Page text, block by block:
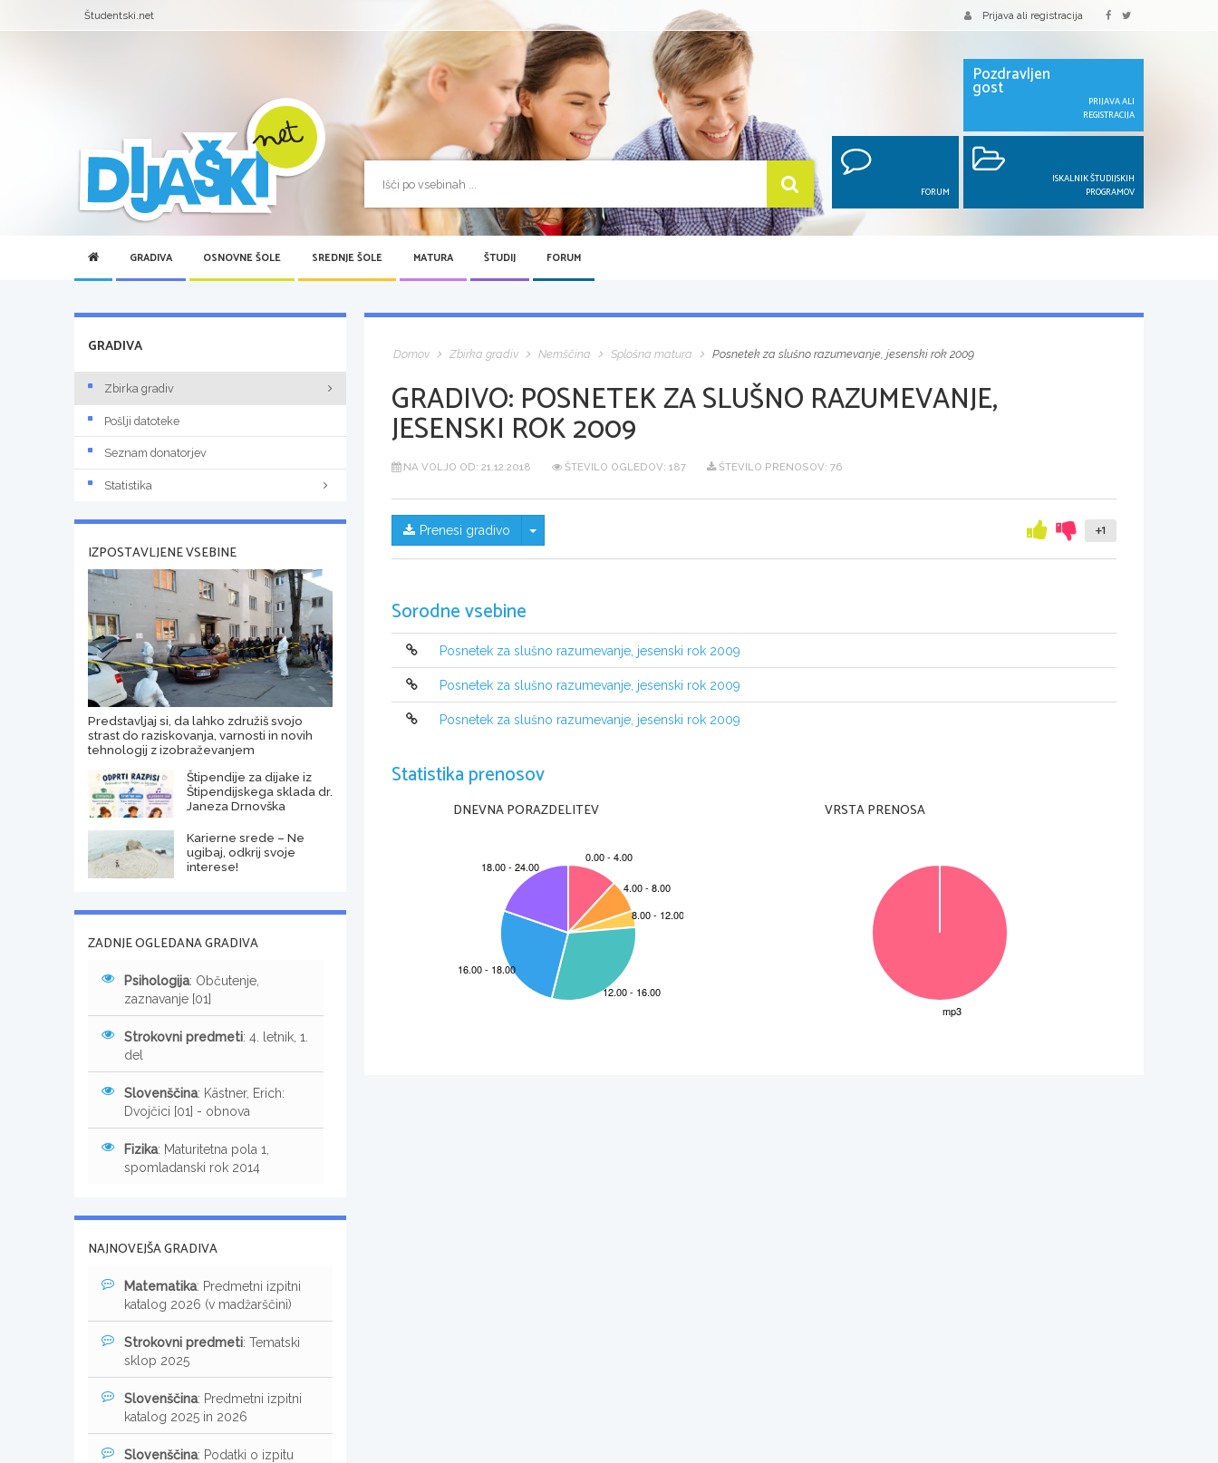
Študentski.net Prijava ali registracija
Pozdravljen
gost
PRIJAVA ALI
REGISTRACIJA
FORUM
ISKALNIK ŠTUDIJSKIH
PROGRAMOV
GRADIVA OSNOVNE ŠOLE SREDNJE ŠOLE MATURA ŠTUDIJ FORUM
Domov Zbirka gradiv Nemščina Splošna matura Posnetek za slušno razumevanje, jesenski rok 2009
GRADIVO: POSNETEK ZA SLUŠNO RAZUMEVANJE,
JESENSKI ROK 2009
NA VOLJO OD: 21.12.2018 ŠTEVILO OGLEDOV: 187 ŠTEVILO PRENOSOV: 76
Prenesi gradivo Skrij/prikaži meni +1
Sorodne vsebine
Posnetek za slušno razumevanje, jesenski rok 2009
Posnetek za slušno razumevanje, jesenski rok 2009
Posnetek za slušno razumevanje, jesenski rok 2009
Statistika prenosov
DNEVNA PORAZDELITEV VRSTA PRENOSA
GRADIVA
Zbirka gradiv
Pošlji datoteke
Seznam donatorjev
Statistika
IZPOSTAVLJENE VSEBINE
Predstavljaj si, da lahko združiš svojo
strast do raziskovanja, varnosti in novih
tehnologij z izobraževanjem
Štipendije za dijake iz
Štipendijskega sklada dr.
Janeza Drnovška
Karierne srede – Ne
ugibaj, odkrij svoje
interese!
ZADNJE OGLEDANA GRADIVA
Psihologija: Občutenje,
zaznavanje [01]
Strokovni predmeti: 4. letnik, 1.
del
Slovenščina: Kästner, Erich:
Dvojčici [01] - obnova
Fizika: Maturitetna pola 1,
spomladanski rok 2014
NAJNOVEJŠA GRADIVA
Matematika: Predmetni izpitni
katalog 2026 (v madžarščini)
Strokovni predmeti: Tematski
sklop 2025
Slovenščina: Predmetni izpitni
katalog 2025 in 2026
Slovenščina: Podatki o izpitu